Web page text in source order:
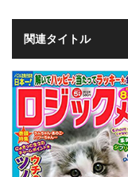
関連タイトル